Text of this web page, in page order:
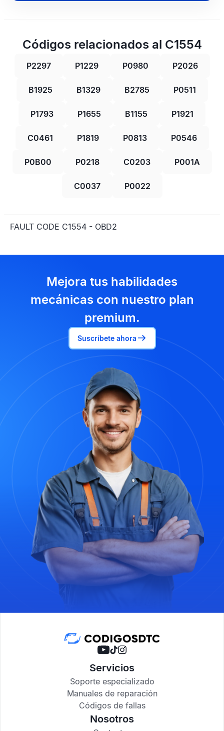
Códigos relacionados al C1554
P2297 P1229 P0980 P2026
B1925 B1329 B2785 P0511
P1793 P1655 B1155 P1921
C0461 P1819 P0813 P0546
P0B00 P0218 C0203 P001A
C0037 P0022
FAULT CODE C1554 - OBD2
Mejora tus habilidades
mecánicas con nuestro plan
premium.
Suscríbete ahora
Servicios
Soporte especializado
Manuales de reparación
Códigos de fallas
Nosotros